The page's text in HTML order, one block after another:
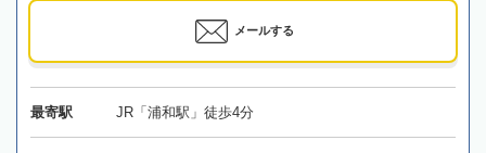
メールする
最寄駅 JR「浦和駅」徒歩4分